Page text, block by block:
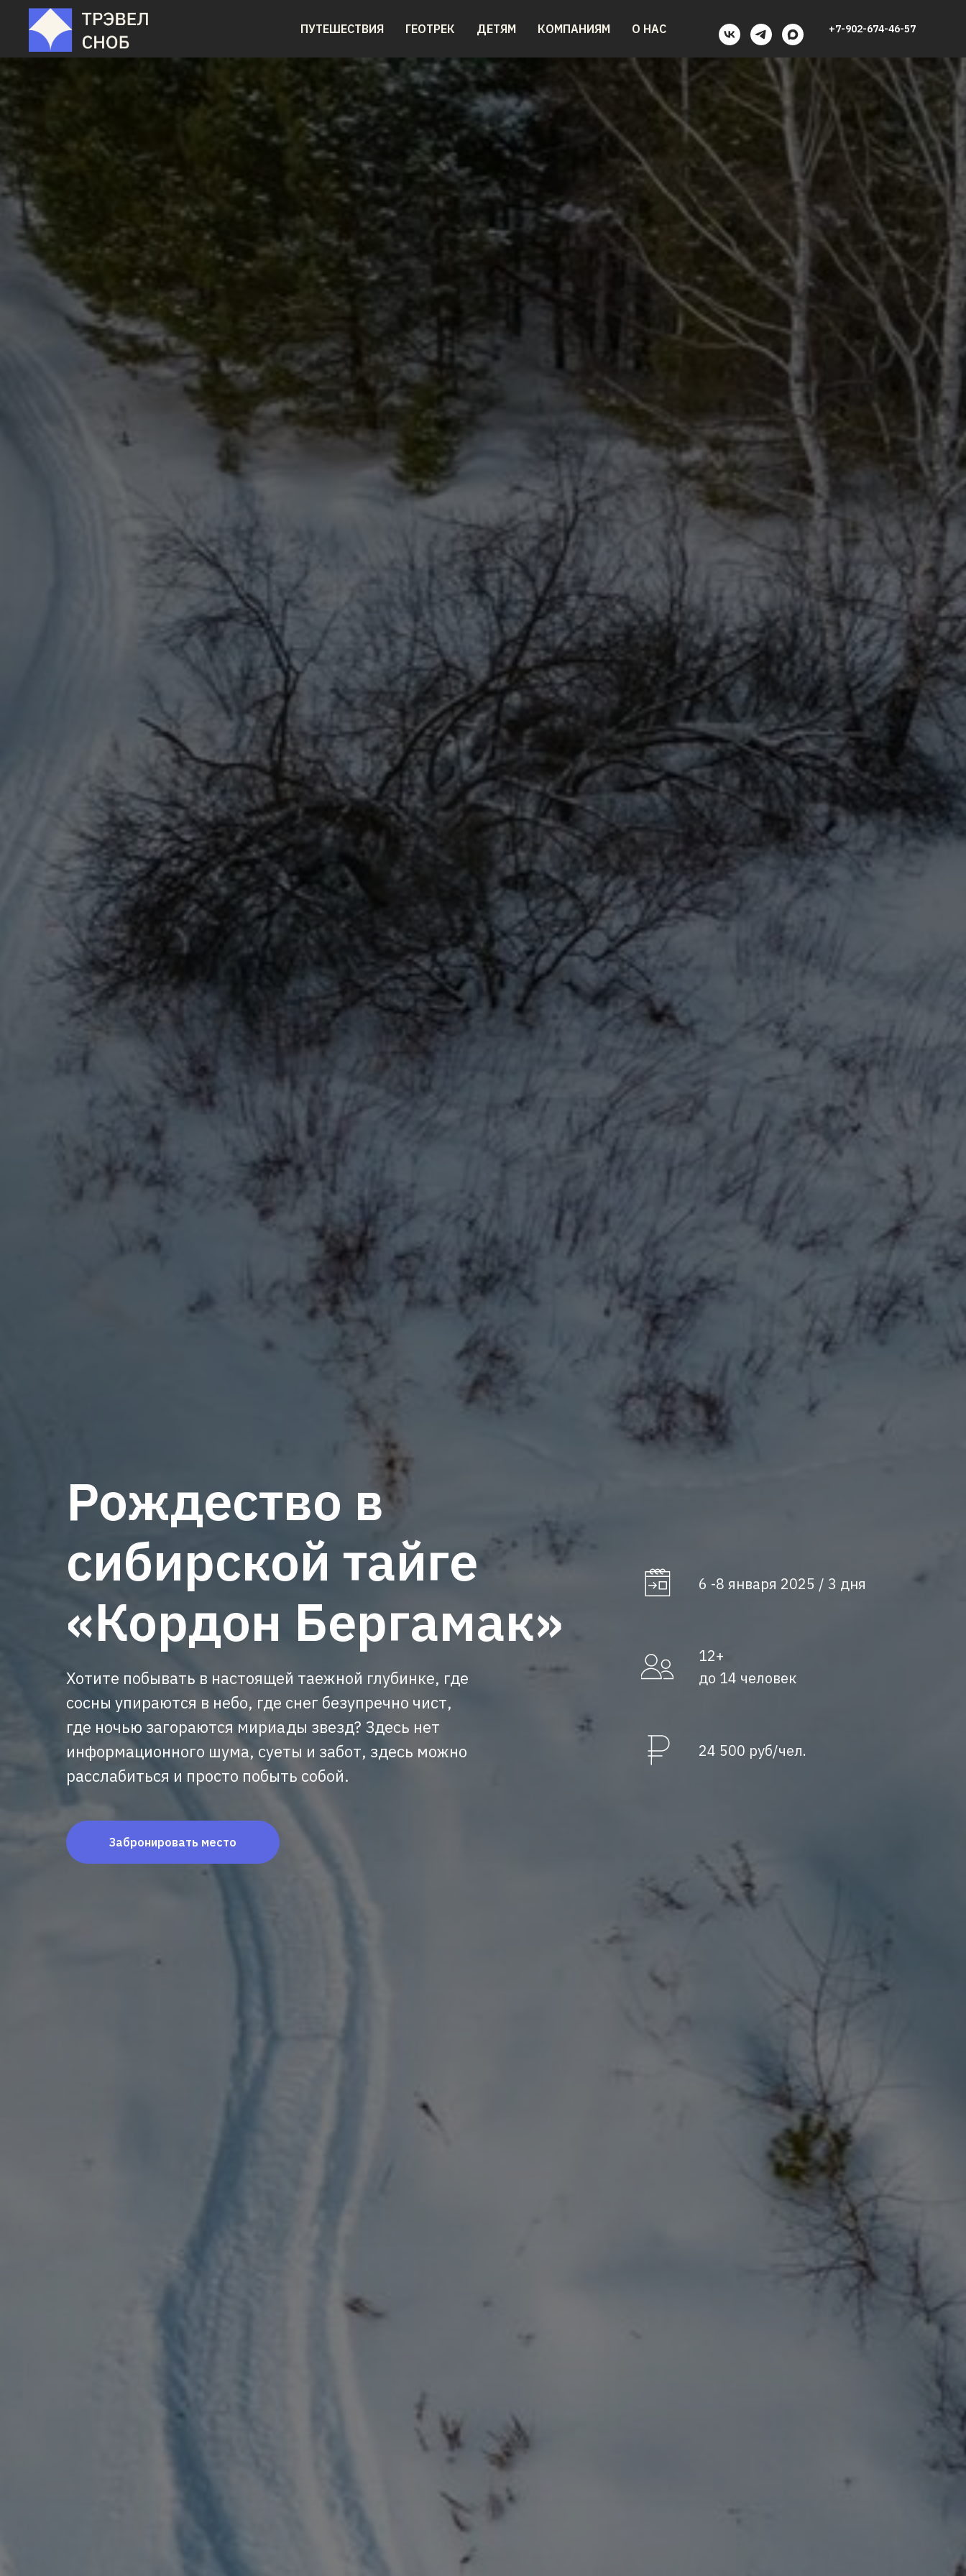
ПУТЕШЕСТВИЯ ГЕОТРЕК ДЕТЯМ КОМПАНИЯМ О НАС +7-902-674-46-57
ПУТЕШЕСТВИЯ ГЕОТРЕК ДЕТЯМ КОМПАНИЯМ О НАС +7-902-674-46-57
Рождество в
сибирской тайге
«Кордон Бергамак»
Хотите побывать в настоящей таежной глубинке, где
сосны упираются в небо, где снег безупречно чист,
где ночью загораются мириады звезд? Здесь нет
информационного шума, суеты и забот, здесь можно
расслабиться и просто побыть собой.
Забронировать место
6 -8 января 2025 / 3 дня
12+
до 14 человек
24 500 руб/чел.